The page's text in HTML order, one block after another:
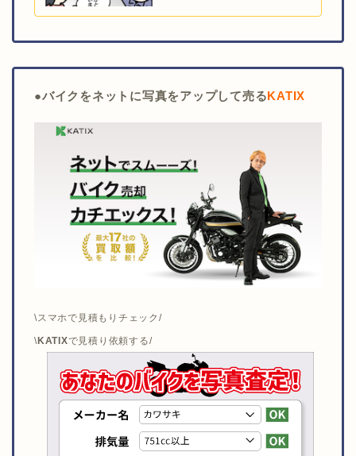
●バイクをネットに写真をアップして売るKATIX
\スマホで見積もりチェック/
\KATIXで見積り依頼する/